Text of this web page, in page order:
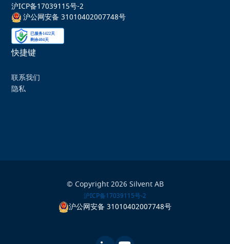
沪ICP备17039115号-2
沪公网安备 31010402007748号
快捷键
联系我们
隐私
© Copyright 2026 Silvent AB
沪ICP备17039115号-2
沪公网安备 31010402007748号